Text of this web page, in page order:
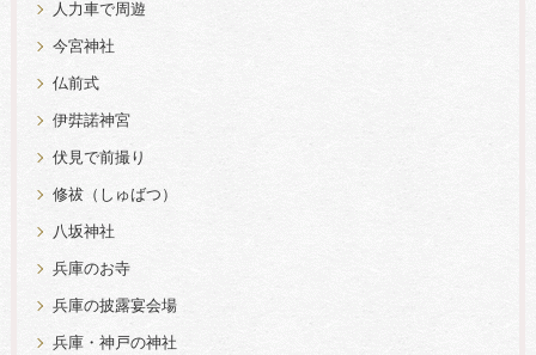
人力車で周遊
今宮神社
仏前式
伊弉諾神宮
伏見で前撮り
修祓（しゅばつ）
八坂神社
兵庫のお寺
兵庫の披露宴会場
兵庫・神戸の神社